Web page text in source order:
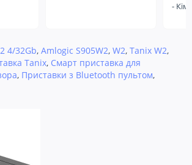
-
4/32Gb, Amlogic S905W2, W2, Tanix W2,
Tanix, Смарт приставка для
, Приставки з Bluetooth пультом,